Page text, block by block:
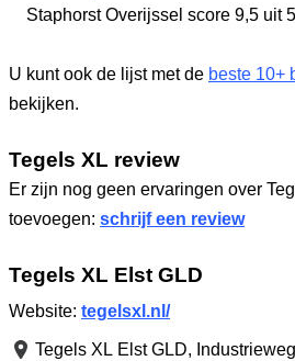
Staphorst Overijssel score 9,5 uit
U kunt ook de lijst met de beste 10+
bekijken.
Tegels XL review
Er zijn nog geen ervaringen over
toevoegen: schrijf een review
Tegels XL Elst GLD
Website: tegelsxl.nl/
Tegels XL Elst GLD,